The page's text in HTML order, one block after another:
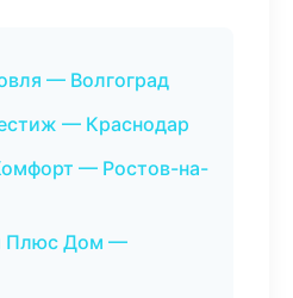
— Волгоград
— Краснодар
— Ростов-на-
Плюс Дом —